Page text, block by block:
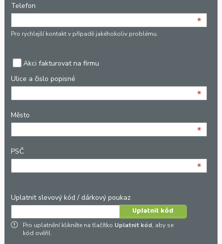
Telefon
*
Pro rychlejší kontakt v případě jakéhokoliv problému.
Akci fakturovat na firmu
Ulice a čislo popisné
*
Město
*
PSČ
*
Uplatnit slevový kód / dárkový poukaz
Pro uplatnění klikněte na tlačítko Uplatnit kód, aby se
kód ověřil.